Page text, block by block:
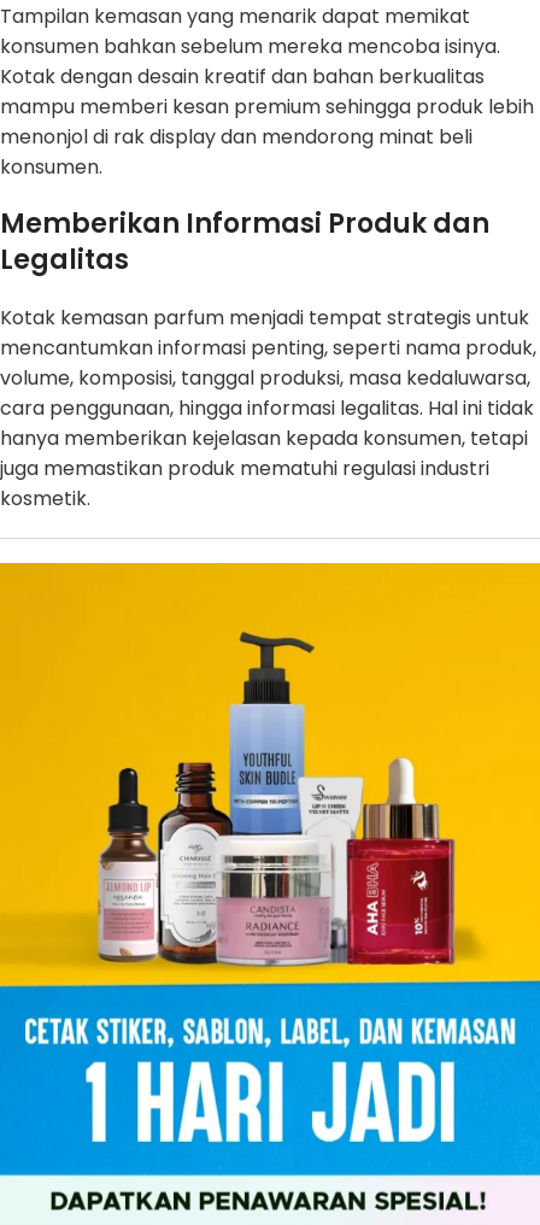
Tampilan kemasan yang menarik dapat memikat
konsumen bahkan sebelum mereka mencoba isinya.
Kotak dengan desain kreatif dan bahan berkualitas
mampu memberi kesan premium sehingga produk lebih
menonjol di rak display dan mendorong minat beli
konsumen.
Memberikan Informasi Produk dan
Legalitas
Kotak kemasan parfum menjadi tempat strategis untuk
mencantumkan informasi penting, seperti nama produk,
volume, komposisi, tanggal produksi, masa kedaluwarsa,
cara penggunaan, hingga informasi legalitas. Hal ini tidak
hanya memberikan kejelasan kepada konsumen, tetapi
juga memastikan produk mematuhi regulasi industri
kosmetik.